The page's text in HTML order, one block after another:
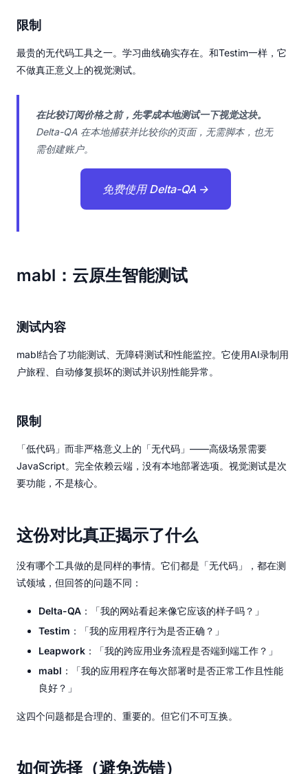
限制
最贵的无代码工具之一。学习曲线确实存在。和Testim一样，它
不做真正意义上的视觉测试。
在比较订阅价格之前，先零成本地测试一下视觉这块。
Delta-QA 在本地捕获并比较你的页面，无需脚本，也无
需创建账户。
免费使用 Delta-QA →
mabl：云原生智能测试
测试内容
mabl结合了功能测试、无障碍测试和性能监控。它使用AI录制用
户旅程、自动修复损坏的测试并识别性能异常。
限制
「低代码」而非严格意义上的「无代码」——高级场景需要
JavaScript。完全依赖云端，没有本地部署选项。视觉测试是次
要功能，不是核心。
这份对比真正揭示了什么
没有哪个工具做的是同样的事情。它们都是「无代码」，都在测
试领域，但回答的问题不同：
Delta-QA ：「我的网站看起来像它应该的样子吗？」
Testim ：「我的应用程序行为是否正确？」
Leapwork ：「我的跨应用业务流程是否端到端工作？」
mabl ：「我的应用程序在每次部署时是否正常工作且性能
良好？」
这四个问题都是合理的、重要的。但它们不可互换。
如何选择（避免选错）